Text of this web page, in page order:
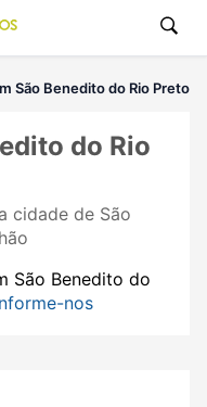
São Benedito do Rio Preto
do Rio
cidade de São
São Benedito do
nos